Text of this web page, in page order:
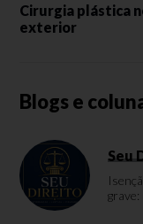
Cirurgia plástica
exterior
Blogs e
Seu